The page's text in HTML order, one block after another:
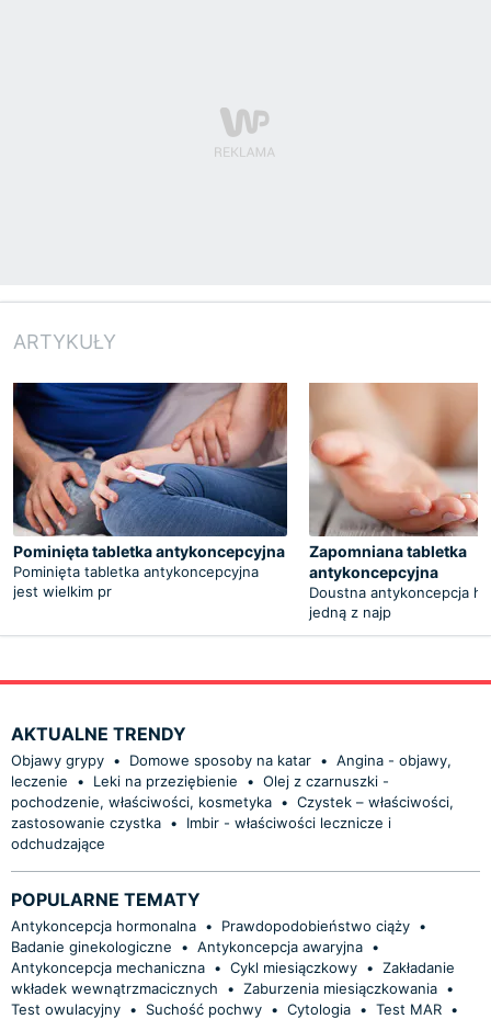
ARTYKUŁY
Pominięta tabletka antykoncepcyjna
Pominięta tabletka antykoncepcyjna
jest wielkim pr
Zapomniana tabletka
antykoncepcyjna
Doustna antykoncepcja
jedną z najp
AKTUALNE TRENDY
Objawy grypy • Domowe sposoby na katar • Angina - objawy,
leczenie
• Leki na przeziębienie • Olej z czarnuszki -
pochodzenie, właściwości, kosmetyka • Czystek – właściwości,
zastosowanie czystka •
Imbir - właściwości lecznicze i
odchudzające
POPULARNE TEMATY
Antykoncepcja hormonalna • Prawdopodobieństwo ciąży •
Badanie ginekologiczne
• Antykoncepcja awaryjna •
Antykoncepcja mechaniczna • Cykl miesiączkowy • Zakładanie
wkładek wewnątrzmacicznych
• Zaburzenia miesiączkowania •
Test owulacyjny • Suchość pochwy • Cytologia • Test MAR •